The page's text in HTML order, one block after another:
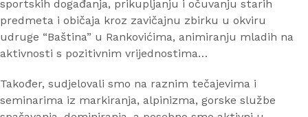
sportskih događanja, prikupljanju i očuvanju starih
predmeta i običaja kroz zavičajnu zbirku u okviru
udruge “Baština” u Rankovićima, animiranju mladih na
aktivnosti s pozitivnim vrijednostima…
Također, sudjelovali smo na raznim tečajevima i
seminarima iz markiranja, alpinizma, gorske službe